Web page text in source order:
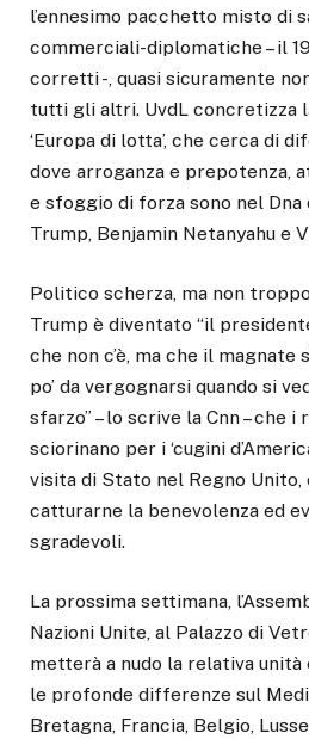
l’ennesimo pacchetto misto di
commerciali-diplomatiche – il
corretti -, quasi sicuramente
tutti gli altri. UvdL concretizza
‘Europa di lotta’, che cerca di
dove arroganza e prepotenza,
e sfoggio di forza sono nel Dna
Trump, Benjamin Netanyahu e
Politico scherza, ma non
Trump è diventato “il
che non c’è, ma che il magnate
po’ da vergognarsi quando si
sfarzo” – lo scrive la Cnn – che
sciorinano per i ‘cugini
visita di Stato nel Regno Unito,
catturarne la benevolenza ed
sgradevoli.
La prossima settimana,
Nazioni Unite, al Palazzo di
metterà a nudo la relativa unità
le profonde differenze sul
Bretagna, Francia, Belgio,